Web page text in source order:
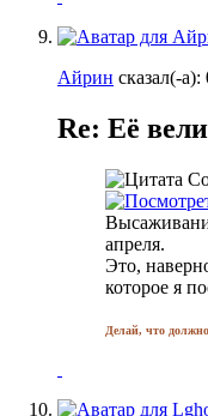
Айрин сказал(-а):
Re: Её
апреля.
Это,
которое я
Делай, что